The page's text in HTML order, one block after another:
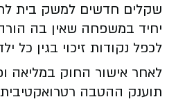
שקלים חדשים למשק בית
יחיד במשפחה שאין בה הורה
לכפל נקודות זיכוי בגין כל
לאחר אישור החוק במליאה
תוענק ההטבה